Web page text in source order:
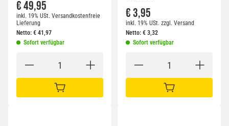
€ 49,95
inkl. 19% USt. Versandkostenfreie
Lieferung
Netto: € 41,97
Sofort verfügbar
IN DEN WARENKORB
€ 3,95
inkl. 19% USt. zzgl. Versand
Netto: € 3,32
Sofort verfügbar
IN DEN WARENKORB